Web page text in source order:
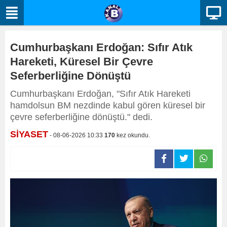
Cumhurbaşkanı Erdoğan: Sıfır Atık
Hareketi, Küresel Bir Çevre
Seferberliğine Dönüştü
Cumhurbaşkanı Erdoğan, "Sıfır Atık Hareketi
hamdolsun BM nezdinde kabul gören küresel bir
çevre seferberliğine dönüştü." dedi.
SİYASET - 08-06-2026 10:33 170 kez okundu.